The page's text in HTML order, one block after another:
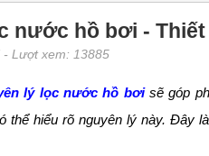
nước hồ bơi -
- Lượt xem: 13885
lý lọc nước hồ bơisẽ góp
thể hiểu rõ nguyên lý này. Đây